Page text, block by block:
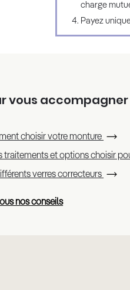
charge
Payez
vous accompagner
choisir votre monture
traitements et options choisir
verres correcteurs
nos conseils